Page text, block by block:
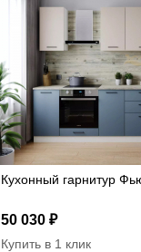
Кухонный гарнитур
50 030 ₽
Купить в 1 клик